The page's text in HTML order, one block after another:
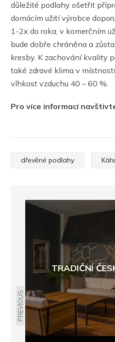
důležité podlahy ošetřit
domácím užití výrobce
1-2x do roka, v komerčním
bude dobře chráněna a
kresby. K zachování kvality
také zdravé klima v
vlhkost vzduchu 40 – 60 %.
Pro více informací
dřevěné podlahy
PREVIOUS
TRADIČNÍ